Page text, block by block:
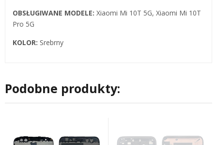
OBSŁUGIWANE MODELE: Xiaomi Mi 10T 5G, Xiaomi Mi 10T
Pro 5G
KOLOR: Srebrny
Podobne produkty: